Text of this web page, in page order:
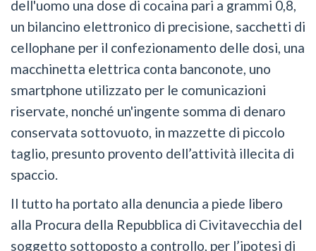
dell'uomo una dose di cocaina pari a grammi 0,8,
un bilancino elettronico di precisione, sacchetti di
cellophane per il confezionamento delle dosi, una
macchinetta elettrica conta banconote, uno
smartphone utilizzato per le comunicazioni
riservate, nonché un'ingente somma di denaro
conservata sottovuoto, in mazzette di piccolo
taglio, presunto provento dell’attività illecita di
spaccio.
Il tutto ha portato alla denuncia a piede libero
alla Procura della Repubblica di Civitavecchia del
soggetto sottoposto a controllo, per l’ipotesi di